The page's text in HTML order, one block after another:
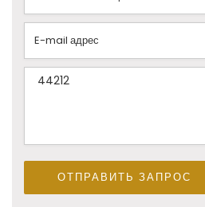
ОТПРАВИТЬ ЗАПРОС